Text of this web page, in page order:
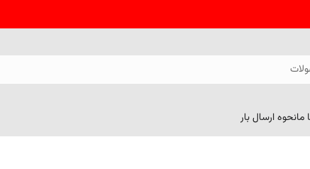
مانحوه ارسال بار